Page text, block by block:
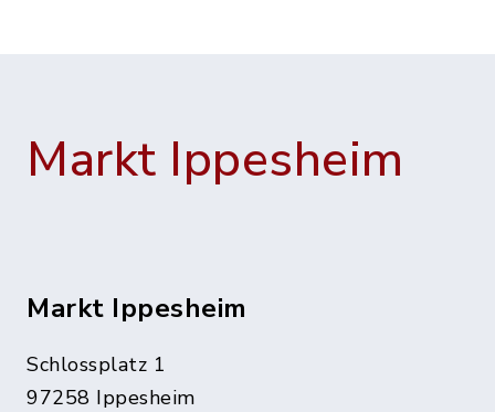
Markt Ippesheim
Markt Ippesheim
Schlossplatz 1
97258 Ippesheim